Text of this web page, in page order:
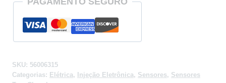
SKU: 56006315
Categorias: Elétrica, Injeção Eletrônica, Sensores, Sensores